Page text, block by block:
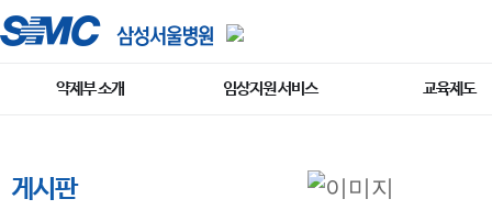
약제부 소개 임상지원 서비스 교육제도
게시판